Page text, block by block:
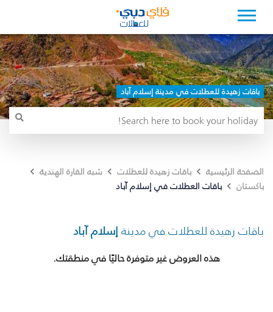
باقات زهيدة للعطلات في مدينة إسلام آباد
الصفحة الرئيسية باقات زهيدة للعطلات
شبه القارة الهندية
باكستان
باقات العطلات في إسلام آباد
باقات زهيدة للعطلات في مدينة إسلام آباد
هذه العروض غير متوفرة حاليًا في منطقتك.